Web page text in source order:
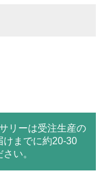
リーは受注生産の
けまでに約20-30
い。